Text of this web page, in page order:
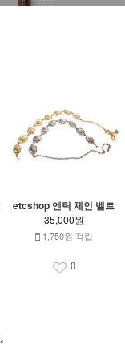
etcshop 엔틱 체인 벨트
35,000원
1,750원 적립
0